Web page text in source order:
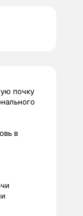
почку
в